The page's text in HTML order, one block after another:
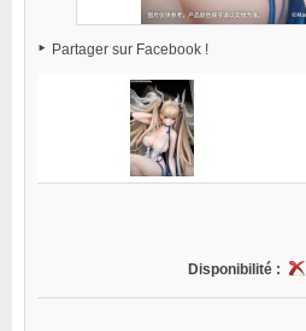
Partager sur Facebook !
Disponibilité :